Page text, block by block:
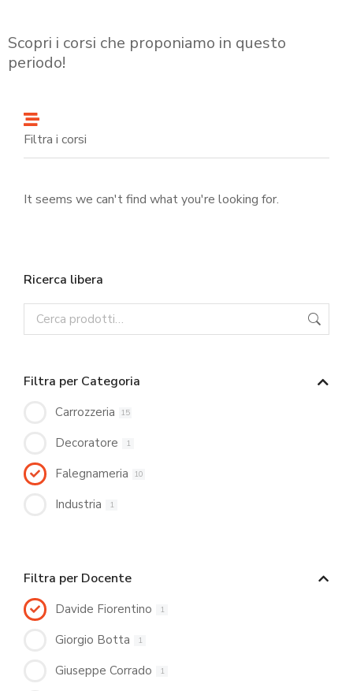
Scopri i corsi che proponiamo in questo
periodo!
Filtra i corsi
It seems we can't find what you're looking for.
Ricerca libera
Filtra per Categoria
Carrozzeria 15
Decoratore 1
Falegnameria 10
Industria 1
Filtra per Docente
Davide Fiorentino 1
Giorgio Botta 1
Giuseppe Corrado 1